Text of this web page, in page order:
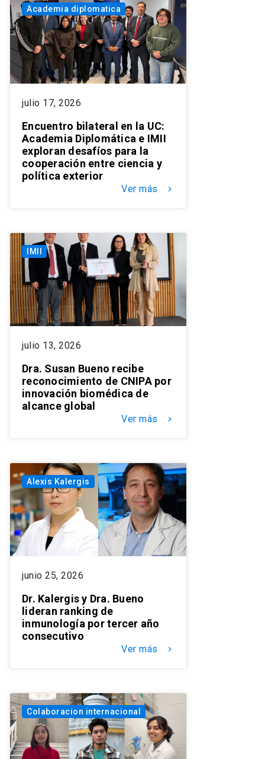
Academia diplomatica
julio 17, 2026
Encuentro bilateral en la UC:
Academia Diplomática e IMII
exploran desafíos para la
cooperación entre ciencia y
política exterior
Ver más keyboard_arrow_right
IMII
julio 13, 2026
Dra. Susan Bueno recibe
reconocimiento de CNIPA por
innovación biomédica de
alcance global
Ver más keyboard_arrow_right
Alexis Kalergis
junio 25, 2026
Dr. Kalergis y Dra. Bueno
lideran ranking de
inmunología por tercer año
consecutivo
Ver más keyboard_arrow_right
Colaboracion internacional